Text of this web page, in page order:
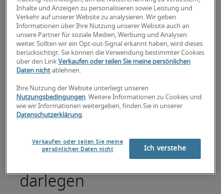
Sie haben vor, den Arbeitgeber zu wechseln? Zum
dritten Mal in diesem Jahr? Und es ist erst April?
Dann brauchen Sie dringend schlüssige
Begründungen fürs Bewerbungsgespräch. Denn
allzu viel Job-Hopping kann der Karriere im
Sie können im Interview den erneuten
Jobwechsel gut begründen.
das gelingen kann.
Motivation überzeugend
darlegen
Inhalte und Anzeigen zu personalisieren sowie Leistung und
Verkehr auf unserer Website zu analysieren. Wir geben
Informationen über Ihre Nutzung unserer Website auch an
unsere Partner für soziale Medien, Werbung und Analysen
weiter. Sollten wir ein Opt-out-Signal erkannt haben, wird dieses
berücksichtigt. Sie können die Verwendung bestimmter Cookies
über den Link Verkaufen oder teilen Sie meine persönlichen
Daten nicht ablehnen.
Ihre Nutzung der Website unterliegt unseren
Nutzungsbedingungen. Weitere Informationen zu Cookies und
wie wir Informationen weitergeben, finden Sie in unserer
Datenschutzerklärung.
Verkaufen oder teilen Sie meine
persönlichen Daten nicht
Ich verstehe